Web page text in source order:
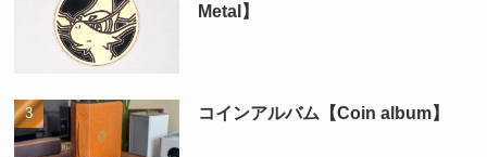
Metal】
コインアルバム【Coin album】